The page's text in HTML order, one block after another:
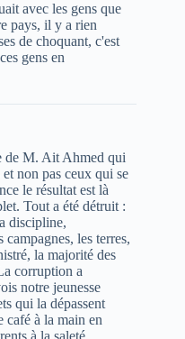
avec les gens que
pays, il y a rien
de choquant, c'est
gens en
de M. Ait Ahmed qui
non pas ceux qui se
le résultat est là
Tout a été détruit :
discipline,
les terres,
la majorité des
corruption a
notre jeunesse
qui la dépassent
café à la main en